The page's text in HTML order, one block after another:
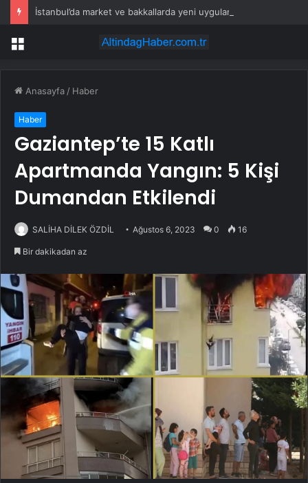
Menü
Anasayfa / Haber
Haber
Gaziantep’te 15 Katlı
Apartmanda Yangın: 5 Kişi
Dumandan Etkilendi
SALİHA DİLEK ÖZDİL Ağustos 6, 2023 0 16
Bir dakikadan az